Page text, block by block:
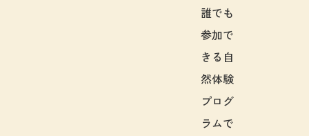
誰でも
参加で
きる自
然体験
プログ
ラムで